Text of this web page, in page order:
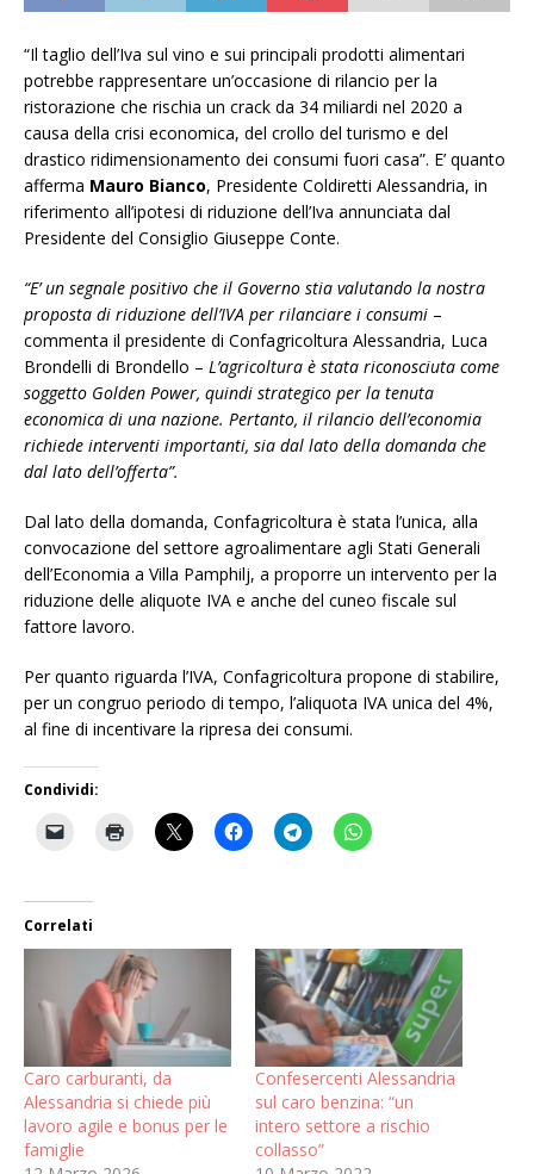
“Il taglio dell’Iva sul vino e sui principali prodotti alimentari
potrebbe rappresentare un’occasione di rilancio per la
ristorazione che rischia un crack da 34 miliardi nel 2020 a
causa della crisi economica, del crollo del turismo e del
drastico ridimensionamento dei consumi fuori casa”. E’ quanto
afferma Mauro Bianco, Presidente Coldiretti Alessandria, in
riferimento all’ipotesi di riduzione dell’Iva annunciata dal
Presidente del Consiglio Giuseppe Conte.
“E’ un segnale positivo che il Governo stia valutando la nostra
proposta di riduzione dell’IVA per rilanciare i consumi –
commenta il presidente di Confagricoltura Alessandria, Luca
Brondelli di Brondello – L’agricoltura è stata riconosciuta come
soggetto Golden Power, quindi strategico per la tenuta
economica di una nazione. Pertanto, il rilancio dell’economia
richiede interventi importanti, sia dal lato della domanda che
dal lato dell’offerta”.
Dal lato della domanda, Confagricoltura è stata l’unica, alla
convocazione del settore agroalimentare agli Stati Generali
dell’Economia a Villa Pamphilj, a proporre un intervento per la
riduzione delle aliquote IVA e anche del cuneo fiscale sul
fattore lavoro.
Per quanto riguarda l’IVA, Confagricoltura propone di stabilire,
per un congruo periodo di tempo, l’aliquota IVA unica del 4%,
al fine di incentivare la ripresa dei consumi.
Condividi:
Correlati
Caro carburanti, da
Alessandria si chiede più
lavoro agile e bonus per le
famiglie
Confesercenti Alessandria
sul caro benzina: “un
intero settore a rischio
collasso”